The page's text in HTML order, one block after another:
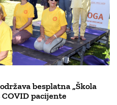
besplatna „Škola
pacijente